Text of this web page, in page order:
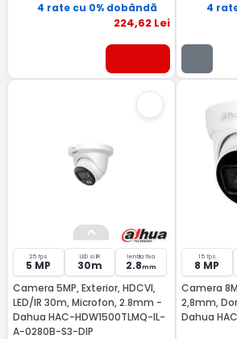
4 rate cu 0% dobândă
224,62Lei
4
25 fps
5 MP
LED si IR
30m
lentila fixa
2.8mm
Camera 5MP, Exterior, HDCVI,
LED/IR 30m, Microfon, 2.8mm -
Dahua HAC-HDW1500TLMQ-IL-
A-0280B-S3-DIP
15 fps
8 MP
Camera
2,8mm,
Dahua